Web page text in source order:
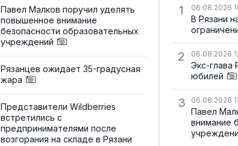
Павел Малков поручил уделять
повышенное внимание
безопасности образовательных
учреждений
Рязанцев ожидает 35-градусная
жара
Представители Wildberries
встретились с
предпринимателями после
возгорания на складе в Рязани
1
06.08.2026
В Рязани
2 06.08.2026
Экс-глава
юбилей
3 06.08.2026
Павел
внимание